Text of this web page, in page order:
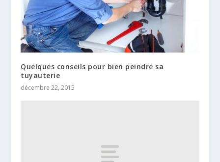
Quelques conseils pour bien peindre sa
tuyauterie
décembre 22, 2015